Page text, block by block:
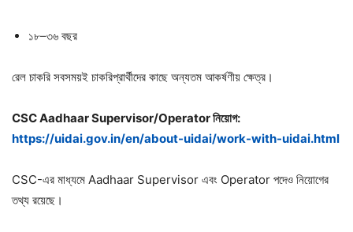
১৮–৩৬ বছর
রেল চাকরি সবসময়ই চাকরিপ্রার্থীদের কাছে অন্যতম আকর্ষণীয় ক্ষেত্র।
CSC Aadhaar Supervisor/Operatorনিয়োগ:
https://uidai.gov.in/en/about-uidai/work-with-uidai.html
CSC-এর মাধ্যমে Aadhaar Supervisor এবং Operator পদেও নিয়োগের
তথ্য রয়েছে।